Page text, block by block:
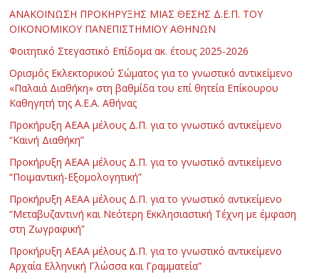
ΑΝΑΚΟΙΝΩΣΗ ΠΡΟΚΗΡΥΞΗΣ ΜΙΑΣ ΘΕΣΗΣ Δ.Ε.Π. ΤΟΥ
ΟΙΚΟΝΟΜΙΚΟΥ ΠΑΝΕΠΙΣΤΗΜΙΟΥ ΑΘΗΝΩΝ
Φοιτητικό Στεγαστικό Επίδομα ακ. έτους 2025-2026
Ορισμός Εκλεκτορικού Σώματος για το γνωστικό αντικείμενο
«Παλαιά Διαθήκη» στη βαθμίδα του επί θητεία Επίκουρου
Καθηγητή της Α.Ε.Α. Αθήνας
Προκήρυξη ΑΕΑΑ μέλους Δ.Π. για το γνωστικό αντικείμενο
“Καινή Διαθήκη”
Προκήρυξη ΑΕΑΑ μέλους Δ.Π. για το γνωστικό αντικείμενο
“Ποιμαντική-Εξομολογητική”
Προκήρυξη ΑΕΑΑ μέλους Δ.Π. για το γνωστικό αντικείμενο
“Μεταβυζαντινή και Νεότερη Εκκλησιαστική Τέχνη με έμφαση
στη Ζωγραφική”
Προκήρυξη ΑΕΑΑ μέλους Δ.Π. για το γνωστικό αντικείμενο
Αρχαία Ελληνική Γλώσσα και Γραμματεία”